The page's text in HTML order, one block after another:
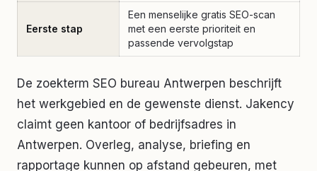
Eerste stap
Een menselijke gratis SEO-scan
met een eerste prioriteit en
passende vervolgstap
De zoekterm SEO bureau Antwerpen beschrijft
het werkgebied en de gewenste dienst. Jakency
claimt geen kantoor of bedrijfsadres in
Antwerpen. Overleg, analyse, briefing en
rapportage kunnen op afstand gebeuren, met